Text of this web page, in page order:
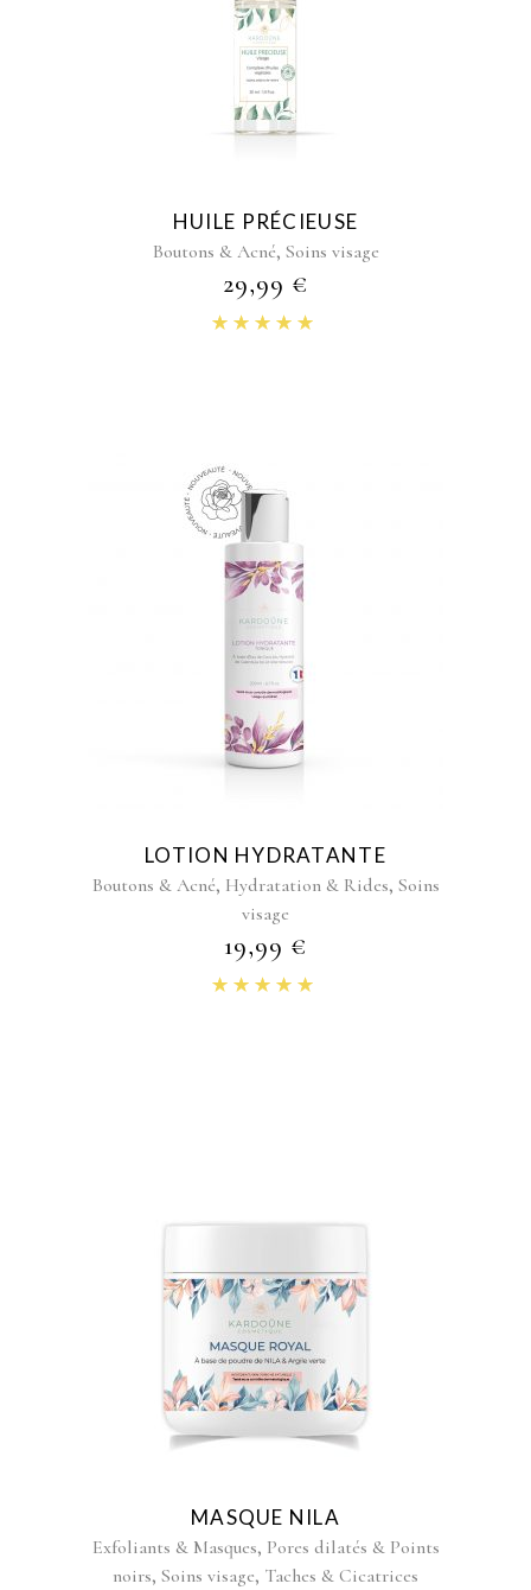
HUILE PRÉCIEUSE
Boutons & Acné, Soins visage
29,99 €
LOTION HYDRATANTE
Boutons & Acné, Hydratation & Rides, Soins
visage
19,99 €
MASQUE NILA
Exfoliants & Masques, Pores dilatés & Points
noirs, Soins visage, Taches & Cicatrices